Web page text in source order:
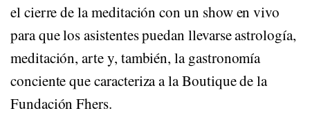
el cierre de la meditación con un show en vivo
para que los asistentes puedan llevarse astrología,
meditación, arte y, también, la gastronomía
conciente que caracteriza a la Boutique de la
Fundación Fhers.